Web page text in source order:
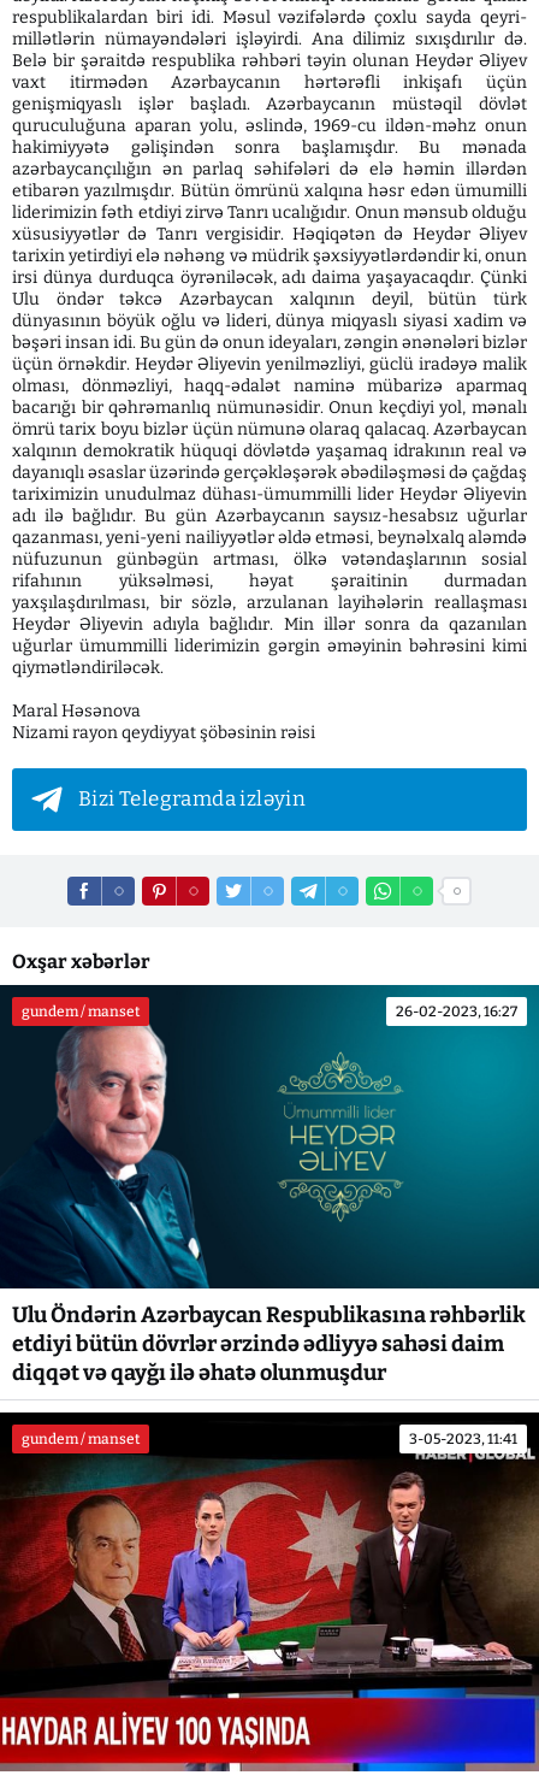
respublikalardan biri idi. Məsul vəzifələrdə çoxlu sayda qeyri-
millətlərin nümayəndələri işləyirdi. Ana dilimiz sıxışdırılır də.
Belə bir şəraitdə respublika rəhbəri təyin olunan Heydər Əliyev
vaxt itirmədən Azərbaycanın hərtərəfli inkişafı üçün
genişmiqyaslı işlər başladı. Azərbaycanın müstəqil dövlət
quruculuğuna aparan yolu, əslində, 1969-cu ildən-məhz onun
hakimiyyətə gəlişindən sonra başlamışdır. Bu mənada
azərbaycançılığın ən parlaq səhifələri də elə həmin illərdən
etibarən yazılmışdır. Bütün ömrünü xalqına həsr edən ümumilli
liderimizin fəth etdiyi zirvə Tanrı ucalığıdır. Onun mənsub olduğu
xüsusiyyətlər də Tanrı vergisidir. Həqiqətən də Heydər Əliyev
tarixin yetirdiyi elə nəhəng və müdrik şəxsiyyətlərdəndir ki, onun
irsi dünya durduqca öyrəniləcək, adı daima yaşayacaqdır. Çünki
Ulu öndər təkcə Azərbaycan xalqının deyil, bütün türk
dünyasının böyük oğlu və lideri, dünya miqyaslı siyasi xadim və
bəşəri insan idi. Bu gün də onun ideyaları, zəngin ənənələri bizlər
üçün örnəkdir. Heydər Əliyevin yenilməzliyi, güclü iradəyə malik
olması, dönməzliyi, haqq-ədalət naminə mübarizə aparmaq
bacarığı bir qəhrəmanlıq nümunəsidir. Onun keçdiyi yol, mənalı
ömrü tarix boyu bizlər üçün nümunə olaraq qalacaq. Azərbaycan
xalqının demokratik hüquqi dövlətdə yaşamaq idrakının real və
dayanıqlı əsaslar üzərində gerçəkləşərək əbədiləşməsi də çağdaş
tariximizin unudulmaz dühası-ümummilli lider Heydər Əliyevin
adı ilə bağlıdır. Bu gün Azərbaycanın saysız-hesabsız uğurlar
qazanması, yeni-yeni nailiyyətlər əldə etməsi, beynəlxalq aləmdə
nüfuzunun günbəgün artması, ölkə vətəndaşlarının sosial
rifahının yüksəlməsi, həyat şəraitinin durmadan
yaxşılaşdırılması, bir sözlə, arzulanan layihələrin reallaşması
Heydər Əliyevin adıyla bağlıdır. Min illər sonra da qazanılan
uğurlar ümummilli liderimizin gərgin əməyinin bəhrəsini kimi
qiymətləndiriləcək.
Maral Həsənova
Nizami rayon qeydiyyat şöbəsinin rəisi
Bizi Telegramda izləyin
Oxşar xəbərlər
gundem / manset 26-02-2023, 16:27
Ulu Öndərin Azərbaycan Respublikasına rəhbərlik
etdiyi bütün dövrlər ərzində ədliyyə sahəsi daim
diqqət və qayğı ilə əhatə olunmuşdur
gundem / manset 3-05-2023, 11:41